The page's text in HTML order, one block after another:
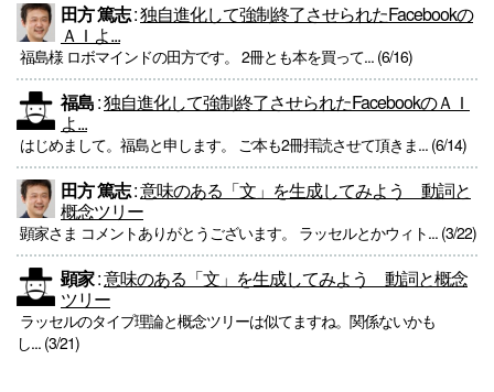
田方 篤志:独自進化して強制終了させられたFacebookの
ＡＩよ...
福島様 ロボマインドの田方です。 2冊とも本を買って... (6/16)
福島:独自進化して強制終了させられたFacebookのＡＩ
よ...
はじめまして。福島と申します。 ご本も2冊拝読させて頂きま... (6/14)
田方 篤志:意味のある「文」を生成してみよう 動詞と
概念ツリー
顕家さま コメントありがとうございます。 ラッセルとかウィト... (3/22)
顕家:意味のある「文」を生成してみよう 動詞と概念
ツリー
ラッセルのタイプ理論と概念ツリーは似てますね。関係ないかも
し... (3/21)